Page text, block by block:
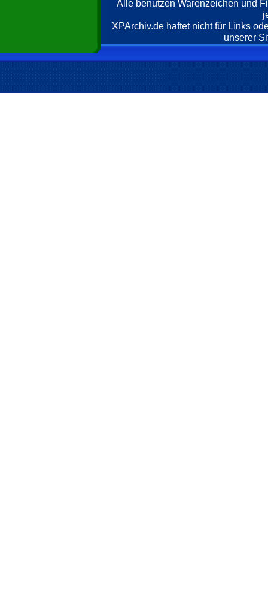
Alle benutzen Warenzeichen und
XPArchiv.de haftet nicht für Links
unserer